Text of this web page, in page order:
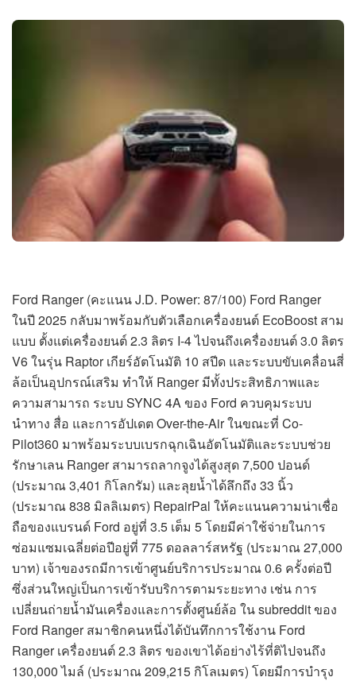
Ford Ranger (คะแนน J.D. Power: 87/100) Ford Ranger
ในปี 2025 กลับมาพร้อมกับตัวเลือกเครื่องยนต์ EcoBoost สาม
แบบ ตั้งแต่เครื่องยนต์ 2.3 ลิตร I-4 ไปจนถึงเครื่องยนต์ 3.0 ลิตร
V6 ในรุ่น Raptor เกียร์อัตโนมัติ 10 สปีด และระบบขับเคลื่อนสี่
ล้อเป็นอุปกรณ์เสริม ทำให้ Ranger มีทั้งประสิทธิภาพและ
ความสามารถ ระบบ SYNC 4A ของ Ford ควบคุมระบบ
นำทาง สื่อ และการอัปเดต Over-the-Air ในขณะที่ Co-
Pilot360 มาพร้อมระบบเบรกฉุกเฉินอัตโนมัติและระบบช่วย
รักษาเลน Ranger สามารถลากจูงได้สูงสุด 7,500 ปอนด์
(ประมาณ 3,401 กิโลกรัม) และลุยน้ำได้ลึกถึง 33 นิ้ว
(ประมาณ 838 มิลลิเมตร) RepairPal ให้คะแนนความน่าเชื่อ
ถือของแบรนด์ Ford อยู่ที่ 3.5 เต็ม 5 โดยมีค่าใช้จ่ายในการ
ซ่อมแซมเฉลี่ยต่อปีอยู่ที่ 775 ดอลลาร์สหรัฐ (ประมาณ 27,000
บาท) เจ้าของรถมีการเข้าศูนย์บริการประมาณ 0.6 ครั้งต่อปี
ซึ่งส่วนใหญ่เป็นการเข้ารับบริการตามระยะทาง เช่น การ
เปลี่ยนถ่ายน้ำมันเครื่องและการตั้งศูนย์ล้อ ใน subreddit ของ
Ford Ranger สมาชิกคนหนึ่งได้บันทึกการใช้งาน Ford
Ranger เครื่องยนต์ 2.3 ลิตร ของเขาได้อย่างไร้ที่ติไปจนถึง
130,000 ไมล์ (ประมาณ 209,215 กิโลเมตร) โดยมีการบำรุง